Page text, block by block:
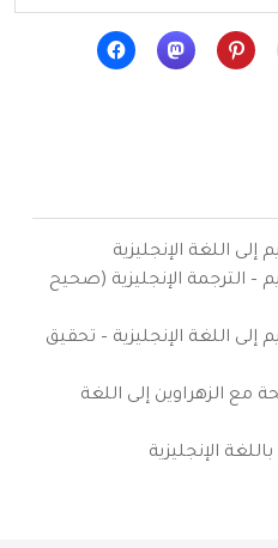
إلى اللغة الإنجليزية
– الترجمة الإنجليزية (صحيح
إلى اللغة الإنجليزية – تحقيق
مع الزهراوين إلى اللغة
الإنجليزية